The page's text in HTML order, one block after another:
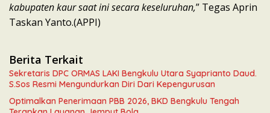
kabupaten kaur saat ini secara keseluruhan,” Tegas Aprin
Taskan Yanto.(APPI)
Berita Terkait
Sekretaris DPC ORMAS LAKI Bengkulu Utara Syaprianto Daud.
S.Sos Resmi Mengundurkan Diri Dari Kepengurusan
Optimalkan Penerimaan PBB 2026, BKD Bengkulu Tengah